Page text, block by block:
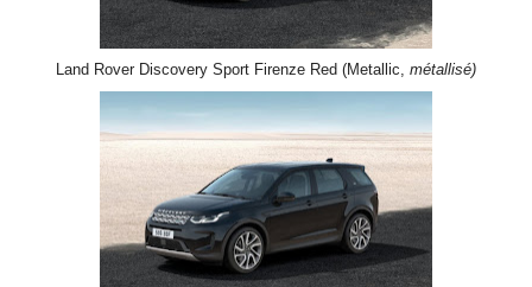
Land Rover Discovery Sport Firenze Red (Metallic, métallisé)